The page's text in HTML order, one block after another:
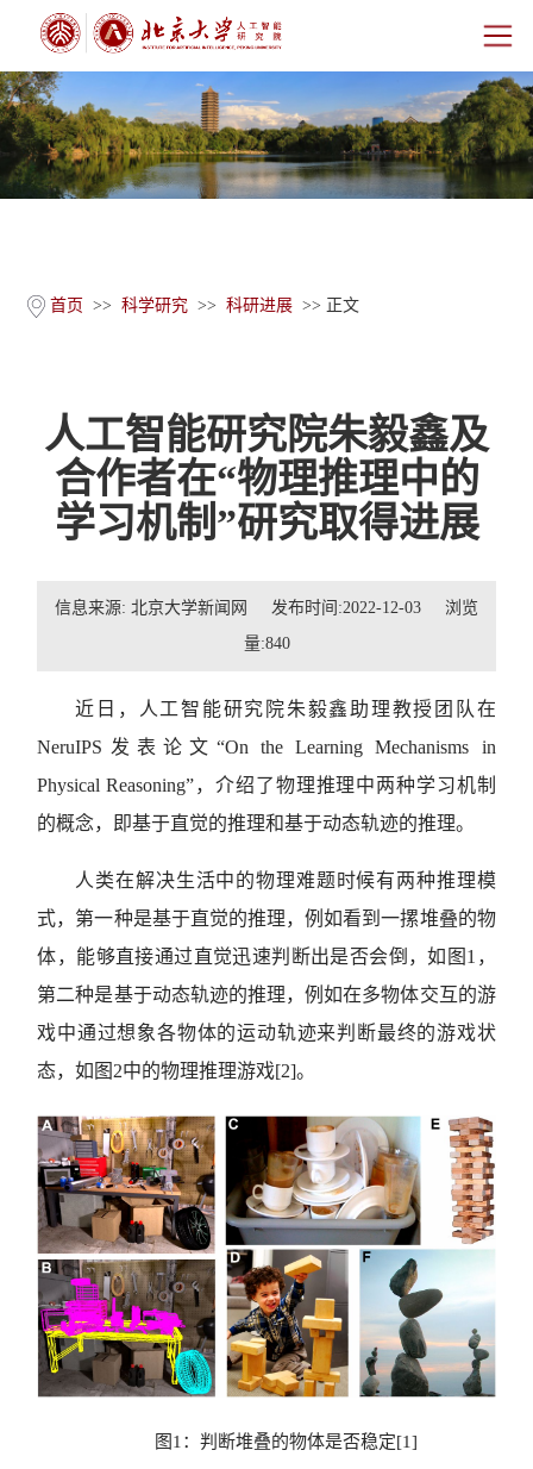
首页
研究院概况
科学研究
新闻公告
人才培养
联系我们
首页 >> 科学研究 >> 科研进展 >> 正文
人工智能研究院朱毅鑫及
合作者在“物理推理中的
学习机制”研究取得进展
信息来源: 北京大学新闻网 发布时间:2022-12-03 浏览
量:840
近日，人工智能研究院朱毅鑫助理教授团队在
NeruIPS 发表论文“On the Learning Mechanisms in
Physical Reasoning”，介绍了物理推理中两种学习机制
的概念，即基于直觉的推理和基于动态轨迹的推理。
人类在解决生活中的物理难题时候有两种推理模
式，第一种是基于直觉的推理，例如看到一摞堆叠的物
体，能够直接通过直觉迅速判断出是否会倒，如图1，
第二种是基于动态轨迹的推理，例如在多物体交互的游
戏中通过想象各物体的运动轨迹来判断最终的游戏状
态，如图2中的物理推理游戏[2]。
图1：判断堆叠的物体是否稳定[1]